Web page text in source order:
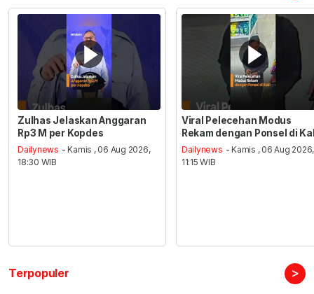
Zulhas Jelaskan Anggaran
Rp3 M per Kopdes
Dailynews - Kamis , 06 Aug 2026,
18:30 WIB
Viral Pelecehan Modus
Rekam dengan Ponsel di
Dailynews - Kamis , 06 Aug 2026,
11:15 WIB
Terpopuler >